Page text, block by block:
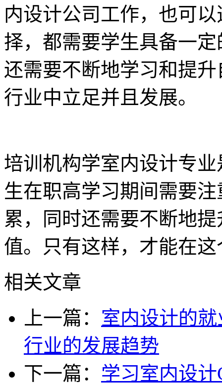
内设计公司工作，也可
择，都需要学生具备一
还需要不断地学习和提
行业中立足并且发展。
培训机构学室内设计专
生在职高学习期间需要
累，同时还需要不断地
值。只有这样，才能在
相关文章
上一篇： 室内设计的
行业的发展趋势
下一篇： 学习室内设